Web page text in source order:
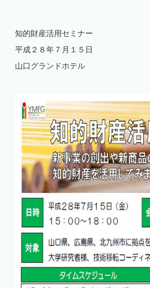
知的財産活用セミナー
平成２８年７月１５日
山口グランドホテル